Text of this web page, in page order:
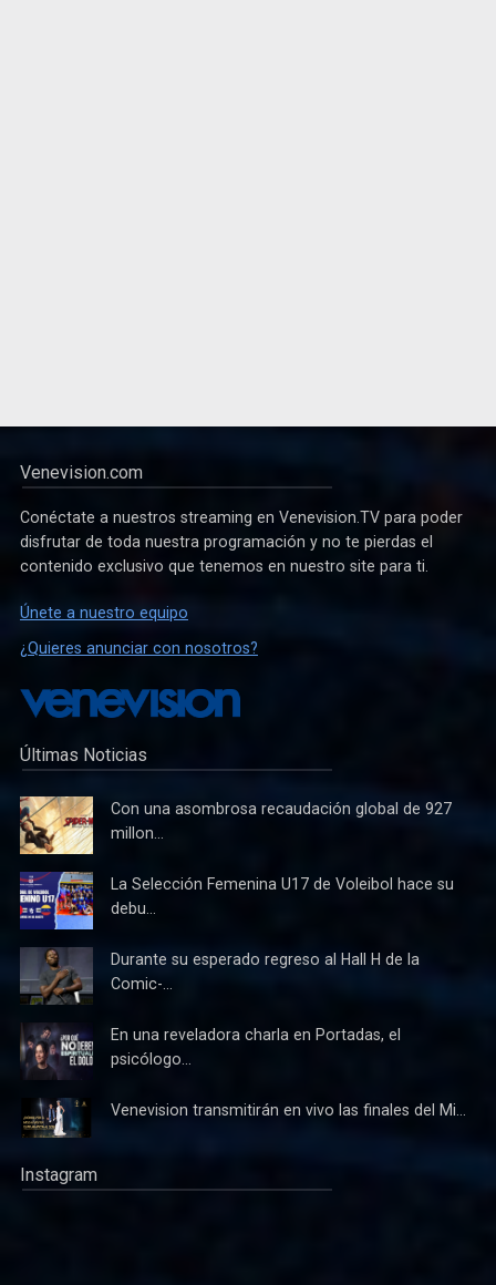
Venevision.com
Conéctate a nuestros streaming en Venevision.TV para poder
disfrutar de toda nuestra programación y no te pierdas el
contenido exclusivo que tenemos en nuestro site para ti.
Únete a nuestro equipo
¿Quieres anunciar con nosotros?
Últimas Noticias
Con una asombrosa recaudación global de 927
millon...
La Selección Femenina U17 de Voleibol hace su
debu...
Durante su esperado regreso al Hall H de la
Comic-...
En una reveladora charla en Portadas, el
psicólogo...
Venevision transmitirán en vivo las finales del Mi...
Instagram